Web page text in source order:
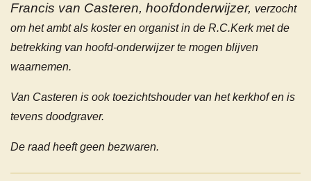
Francis van Casteren, hoofdonderwijzer, verzocht
om het ambt als koster en organist in de R.C.Kerk met de
betrekking van hoofd-onderwijzer te mogen blijven
waarnemen.
Van Casteren is ook toezichtshouder van het kerkhof en is
tevens doodgraver.
De raad heeft geen bezwaren.